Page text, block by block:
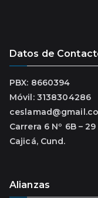
Datos de
PBX: 8660394
Móvil: 3138304286
Carrera 6 Nº 6B –
Cajicá, Cund.
Alianzas